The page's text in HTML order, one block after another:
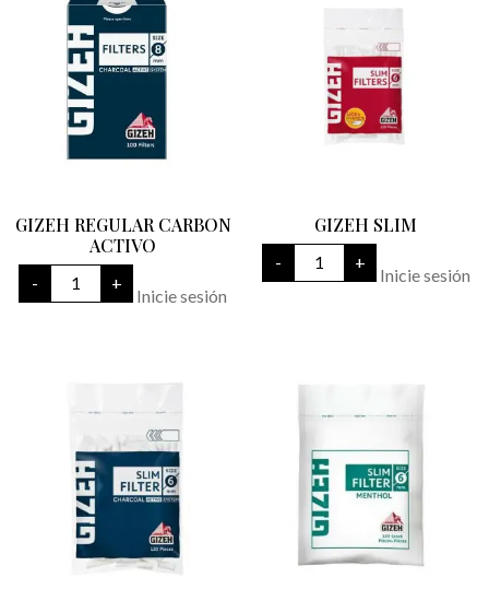
GIZEH REGULAR CARBON
ACTIVO
-
GIZEH
REGULAR
CARBON
+
Inicie sesión
GIZEH SLIM
-
GIZEH
SLIM
cantidad
+
Inicie sesión